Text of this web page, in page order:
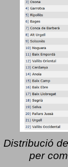
Distribució
per